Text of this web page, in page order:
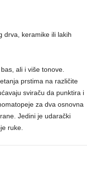
drva, keramike ili lakih
ali i više tonove.
prstima na različite
sviraču da punktira i
za dva osnovna
Jedini je udarački
ruke.